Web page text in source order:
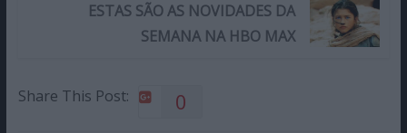
ESTAS SÃO AS NOVIDADES DA
SEMANA NA HBO MAX
Share This Post: 0